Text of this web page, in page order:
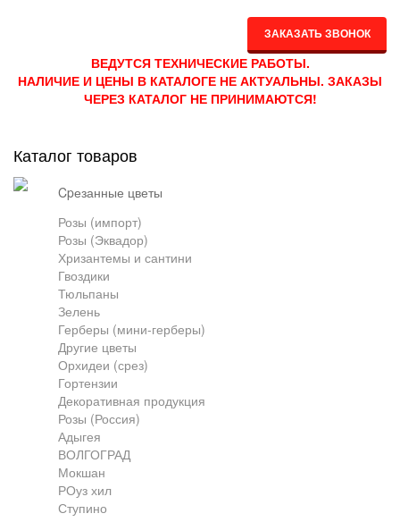
ЗАКАЗАТЬ ЗВОНОК
Доставка
Контакты
Франшиза
ВЕДУТСЯ ТЕХНИЧЕСКИЕ РАБОТЫ.
НАЛИЧИЕ И ЦЕНЫ В КАТАЛОГЕ НЕ АКТУАЛЬНЫ. ЗАКАЗЫ
ЧЕРЕЗ КАТАЛОГ НЕ ПРИНИМАЮТСЯ!
Каталог товаров
cpезанные цветы
Розы (импорт)
Розы (Эквадор)
Хризантемы и сантини
Гвоздики
Тюльпаны
Зелень
Герберы (мини-герберы)
Другие цветы
Орхидеи (срез)
Гортензии
Декоративная продукция
Розы (Россия)
Адыгея
ВОЛГОГРАД
Мокшан
РОуз хил
Ступино